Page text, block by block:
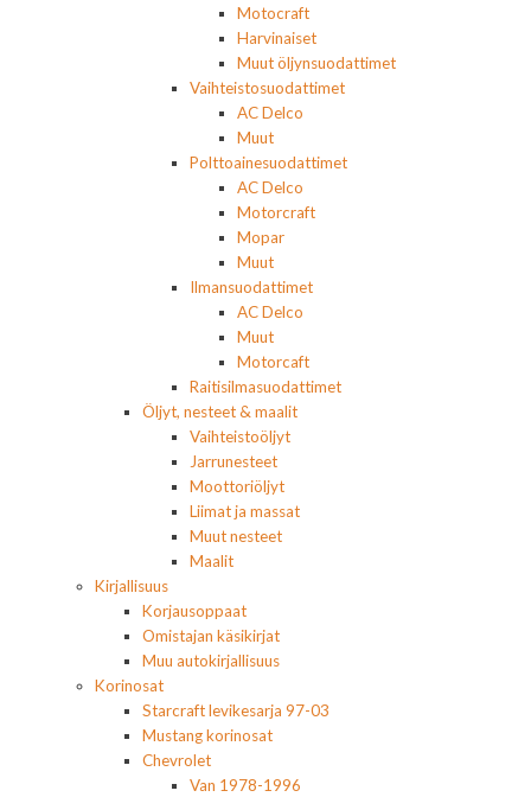
Motocraft
Harvinaiset
Muut öljynsuodattimet
Vaihteistosuodattimet
AC Delco
Muut
Polttoainesuodattimet
AC Delco
Motorcraft
Mopar
Muut
Ilmansuodattimet
AC Delco
Muut
Motorcaft
Raitisilmasuodattimet
Öljyt, nesteet & maalit
Vaihteistoöljyt
Jarrunesteet
Moottoriöljyt
Liimat ja massat
Muut nesteet
Maalit
Kirjallisuus
Korjausoppaat
Omistajan käsikirjat
Muu autokirjallisuus
Korinosat
Starcraft levikesarja 97-03
Mustang korinosat
Chevrolet
Van 1978-1996